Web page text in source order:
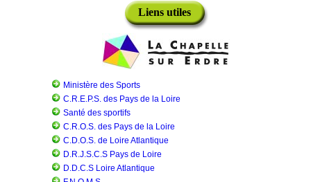
Liens utiles
Ministère des Sports
C.R.E.P.S. des Pays de la Loire
Santé des sportifs
C.R.O.S. des Pays de la Loire
C.D.O.S. de Loire Atlantique
D.R.J.S.C.S Pays de Loire
D.D.C.S Loire Atlantique